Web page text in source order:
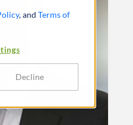
, and Terms of
Decline